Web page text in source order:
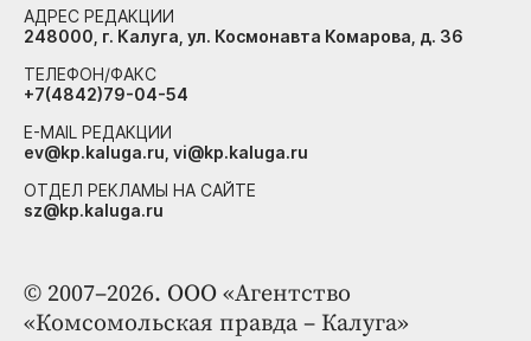
© 2007–2026. ООО «Агентство
«Комсомольская правда – Калуга»
АДРЕС РЕДАКЦИИ
248000, г. Калуга, ул. Космонавта Комарова, д. 36
ТЕЛЕФОН/ФАКС
+7(4842)79-04-54
E-MAIL РЕДАКЦИИ
ev@kp.kaluga.ru, vi@kp.kaluga.ru
ОТДЕЛ РЕКЛАМЫ НА САЙТЕ
sz@kp.kaluga.ru